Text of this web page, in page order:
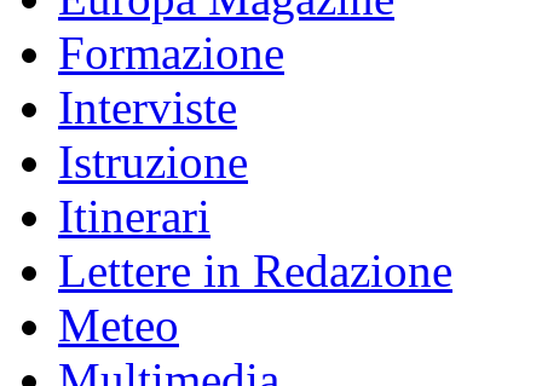
Formazione
Interviste
Istruzione
Itinerari
Lettere in Redazione
Meteo